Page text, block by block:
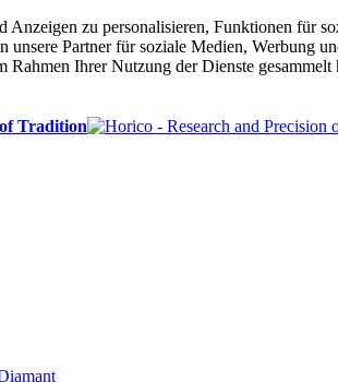
zu personalisieren, Funktionen für
unsere Partner für soziale Medien, Werbung
Rahmen Ihrer Nutzung der Dienste gesammelt
Tradition